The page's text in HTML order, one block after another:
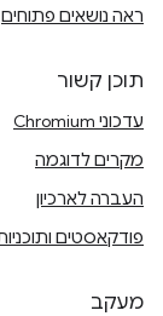
ראה נושאים פתוחים
תוכן קשור
עדכוני Chromium
מקרים לדוגמה
העברה לארכיון
פודקאסטים
מעקב